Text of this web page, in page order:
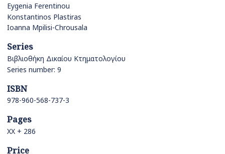
Eygenia Ferentinou
Konstantinos Plastiras
Ioanna Mpilisi-Chrousala
Series
Βιβλιοθήκη Δικαίου Κτηματολογίου
Series number: 9
ISBN
978-960-568-737-3
Pages
ΧΧ + 286
Price